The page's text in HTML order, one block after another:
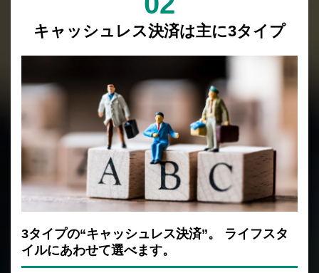
キャッシュレス決済は主に3タイプ
3タイプの“キャッシュレス決済”。
ライフスタ
イルにあわせて選べます。